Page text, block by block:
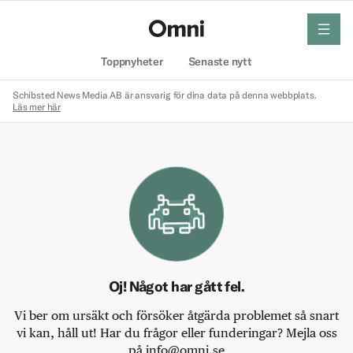
Toppnyheter Senaste nytt
meny
Schibsted News Media AB är ansvarig för dina data på denna webbplats.
Läs mer här
Oj! Något har gått fel.
Vi ber om ursäkt och försöker åtgärda problemet så snart
vi kan, håll ut! Har du frågor eller funderingar? Mejla oss